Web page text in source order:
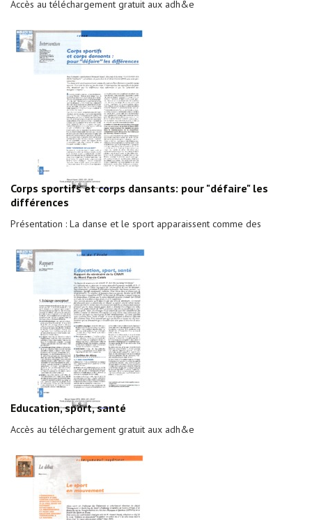
Accès au téléchargement gratuit aux adh&e
Corps sportifs et corps dansants: pour "défaire" les
différences
Présentation : La danse et le sport apparaissent comme des
Education, sport, santé
Accès au téléchargement gratuit aux adh&e